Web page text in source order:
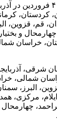
منطقه اثر نیز، روز چهارشنبه
کردستان،
قم، قزوین،
چهارمحال و
خراسان
شرقی،
شمالی،
البرز،
مرکزی،